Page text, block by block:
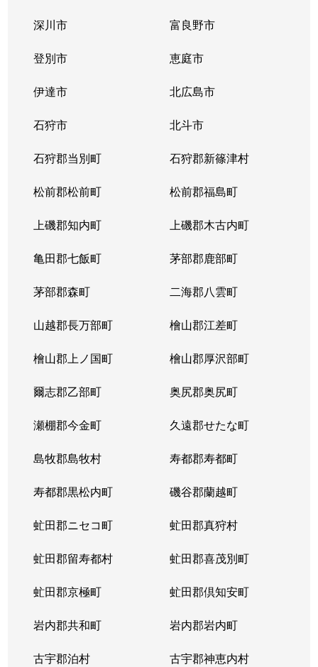
深川市 富良野市
登別市 恵庭市
伊達市 北広島市
石狩市 北斗市
石狩郡当別町 石狩郡新篠津村
松前郡松前町 松前郡福島町
上磯郡知内町 上磯郡木古内町
亀田郡七飯町 茅部郡鹿部町
茅部郡森町 二海郡八雲町
山越郡長万部町 檜山郡江差町
檜山郡上ノ国町 檜山郡厚沢部町
爾志郡乙部町 奥尻郡奥尻町
瀬棚郡今金町 久遠郡せたな町
島牧郡島牧村 寿都郡寿都町
寿都郡黒松内町 磯谷郡蘭越町
虻田郡ニセコ町 虻田郡真狩村
虻田郡留寿都村 虻田郡喜茂別町
虻田郡京極町 虻田郡倶知安町
岩内郡共和町 岩内郡岩内町
古宇郡泊村 古宇郡神恵内村